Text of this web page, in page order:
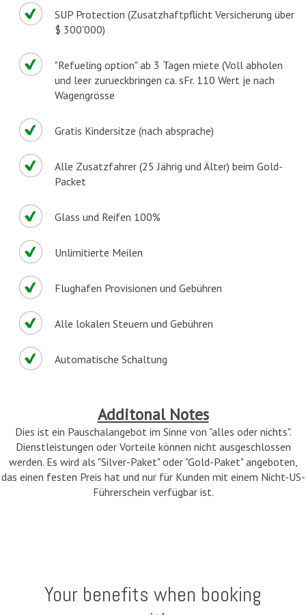
SUP Protection (Zusatzhaftpflicht Versicherung über
$ 300'000)
"Refueling option" ab 3 Tagen miete (Voll abholen
und leer zurueckbringen ca. sFr. 110 Wert je nach
Wagengrösse
Gratis Kindersitze (nach absprache)
Alle Zusatzfahrer (25 Jährig und Älter) beim Gold-
Packet
Glass und Reifen 100%
Unlimitierte Meilen
Flughafen Provisionen und Gebühren
Alle lokalen Steuern und Gebühren
Automatische Schaltung
Additonal Notes
Dies ist ein Pauschalangebot im Sinne von "alles oder nichts".
Dienstleistungen oder Vorteile können nicht ausgeschlossen
werden. Es wird als "Silver-Paket" oder "Gold-Paket" angeboten,
das einen festen Preis hat und nur für Kunden mit einem Nicht-US-
Führerschein verfügbar ist.
Your benefits when booking